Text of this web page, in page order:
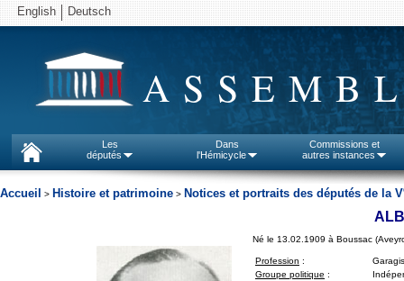
English Deutsch
Les
députés
Dans
l'Hémicycle
Commissions et
autres instances
Accueil > Histoire et patrimoine > Notices et portraits des députés de la V
Né le 13.02.1909 à Boussac
Profession :
Groupe politique :